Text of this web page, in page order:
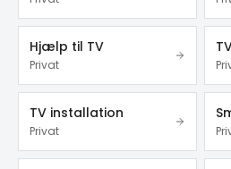
Hjælp til TV
Privat
TV installation
Privat